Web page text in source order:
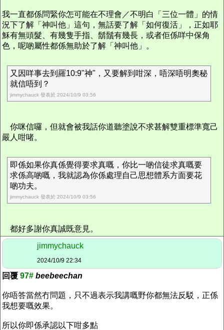
我一直都係問緊你怎可能在不理會／不明白「三位一體」的情
況下了解「神叫他」這句，無話要了解「如何復活」，正如耶
穌有無頭髮、有幾隻手指、鬍鬚有幾長，或者佢係咩中保角
色，呢啲屬性都係無助於了解「神叫他」。
又因咩事去到羅10:9"神"，又要解到咁深，唔深唔明奧秘
就信唔到？
jimmychauck 發表於 2024/10/9 03:56
你咪信囉，但就會被我話你道聽塗說不求甚解雙重標準寬己
嚴人咁啫。
即係如果你真係覺得要求真嘅，你比一啲信徒求真嘅要
求係高啲嘅，我就認為你係處理自己思想體系方面要花
啲功夫。
jimmychauck 發表於 2024/10/9 03:56
都好多謝你真誠既意見。
jimmychauck
2024/10/9 22:34
回覆 97# beebeechan
你唔答當然冇問題，只不過表示我講嘅野你都無法反駁，正係
我想要嘅效果。
所以你即係承認以下咁多點